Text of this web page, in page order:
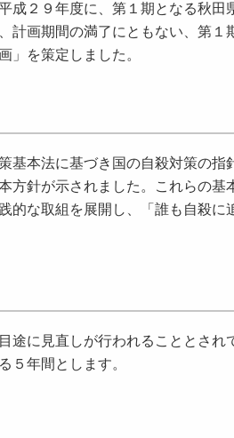
成２９年度に、第１期となる秋
計画期間の満了にともない、第
」を策定しました。
本法に基づき国の自殺対策の指
方針が示されました。これらの
的な取組を展開し、「誰も自殺
に見直しが行われることとされ
５年間とします。